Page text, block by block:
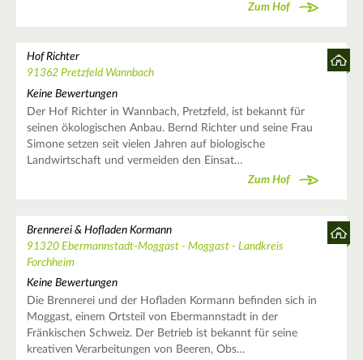
Zum Hof
Hof Richter
91362 Pretzfeld Wannbach
Keine Bewertungen
Der Hof Richter in Wannbach, Pretzfeld, ist bekannt für
seinen ökologischen Anbau. Bernd Richter und seine Frau
Simone setzen seit vielen Jahren auf biologische
Landwirtschaft und vermeiden den Einsat…
Zum Hof
Brennerei & Hofladen Kormann
91320 Ebermannstadt-Moggast - Moggast - Landkreis
Forchheim
Keine Bewertungen
Die Brennerei und der Hofladen Kormann befinden sich in
Moggast, einem Ortsteil von Ebermannstadt in der
Fränkischen Schweiz. Der Betrieb ist bekannt für seine
kreativen Verarbeitungen von Beeren, Obs…